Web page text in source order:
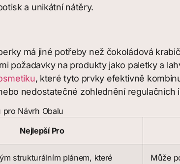
a unikátní nátěry.
má jiné potřeby než čokoládová
požadavky na produkty jako paletky a
, které tyto prvky efektivně
nedostatečné zohlednění regulačních
pro Návrh Obalu
Nejlepší Pro
strukturálním plánem, které
Může